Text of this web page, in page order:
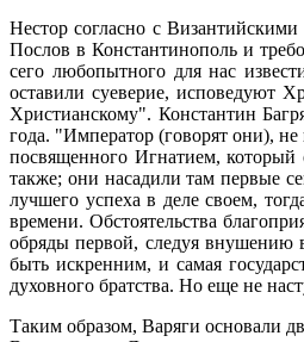
Нестор согласно с
Послов в Константинополь и
сего любопытного для нас
оставили суеверие, исповедуют
Христианскому". Константин
года. "Император (говорят они),
посвященного Игнатием,
также; они насадили там первые
лучшего успеха в деле своем,
времени. Обстоятельства
обряды первой, следуя внушению
быть искренним, и самая
духовного братства. Но еще не
Таким образом, Варяги основали